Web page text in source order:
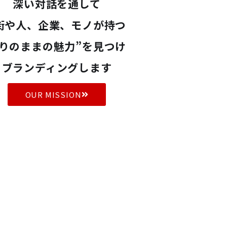
深い対話を通して
や人、企業、モノが持つ
のままの魅力”を見つけ
ブランディングします
OUR MISSION